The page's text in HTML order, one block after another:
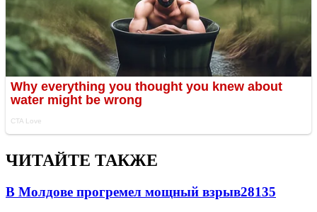
ЧИТАЙТЕ ТАКЖЕ
В Молдове прогремел мощный взрыв28135